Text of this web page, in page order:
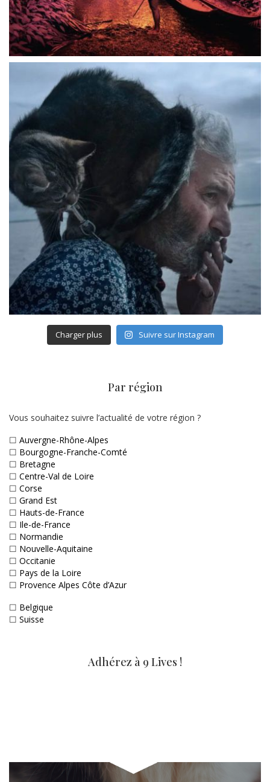
Charger plus Suivre sur Instagram
Par région
Vous souhaitez suivre l’actualité de votre région ?
☐ Auvergne-Rhône-Alpes
☐ Bourgogne-Franche-Comté
☐ Bretagne
☐ Centre-Val de Loire
☐ Corse
☐ Grand Est
☐ Hauts-de-France
☐ Ile-de-France
☐ Normandie
☐ Nouvelle-Aquitaine
☐ Occitanie
☐ Pays de la Loire
☐ Provence Alpes Côte d’Azur
☐ Belgique
☐ Suisse
Adhérez à 9 Lives !